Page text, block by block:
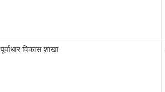
पूर्वाधार विकास शाखा